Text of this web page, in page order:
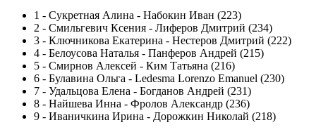
1 - Сукретная Алина - Набокин Иван (223)
2 - Смильгевич Ксения - Лиферов Дмитрий (234)
3 - Ключникова Екатерина - Нестеров Дмитрий (222)
4 - Белоусова Наталья - Панферов Андрей (215)
5 - Смирнов Алексей - Ким Татьяна (216)
6 - Булавина Ольга - Ledesma Lorenzo Emanuel (230)
7 - Удальцова Елена - Богданов Андрей (231)
8 - Найшева Инна - Фролов Александр (236)
9 - Иваничкина Ирина - Дорожкин Николай (218)